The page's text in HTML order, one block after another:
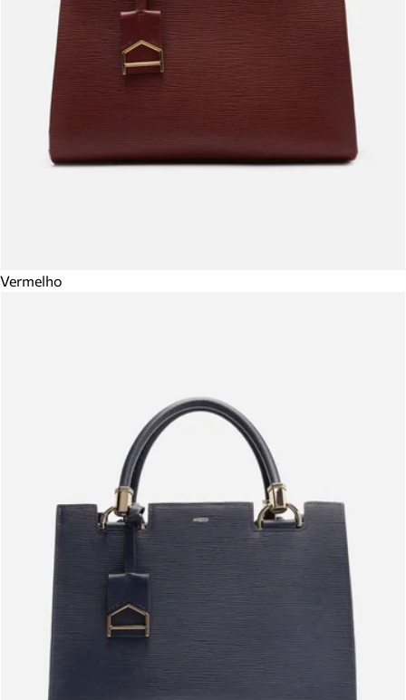
Vermelho